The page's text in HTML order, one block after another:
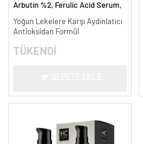
Arbutin %2, Ferulic Acid Serum,
ml.
Yoğun Lekelere Karşı Aydınlatıcı
Antioksidan Formül
TÜKENDİ